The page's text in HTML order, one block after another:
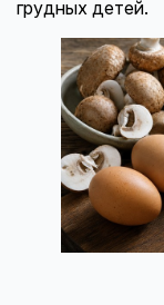
грудных детей.